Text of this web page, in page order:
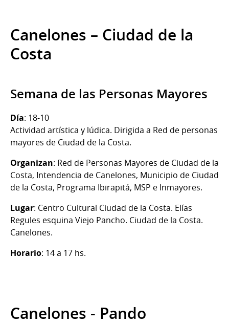
Canelones – Ciudad de la
Costa
Semana de las Personas Mayores
Día: 18-10
Actividad artística y lúdica. Dirigida a Red de personas
mayores de Ciudad de la Costa.
Organizan: Red de Personas Mayores de Ciudad de la
Costa, Intendencia de Canelones, Municipio de Ciudad
de la Costa, Programa Ibirapitá, MSP e Inmayores.
Lugar: Centro Cultural Ciudad de la Costa. Elías
Regules esquina Viejo Pancho. Ciudad de la Costa.
Canelones.
Horario: 14 a 17 hs.
Canelones - Pando